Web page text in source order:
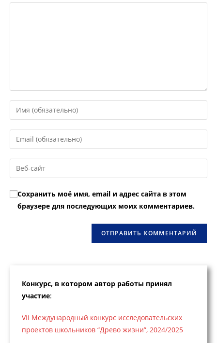
Введите
свое
имя
или
пользователя,
чтобы
прокомментировать
Введите
свой
email-
адрес,
прокомментировать
Введите
URL
вашего
веб-
сайта
Сохранить моё имя, email и адрес сайта в этом
браузере для последующих моих комментариев.
Конкурс, в котором автор работы принял
участие:
VII Международный конкурс исследовательских
проектов школьников “Древо жизни”, 2024/2025